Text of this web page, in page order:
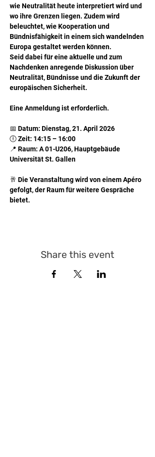
wie Neutralität heute interpretiert wird und
wo ihre Grenzen liegen. Zudem wird
beleuchtet, wie Kooperation und
Bündnisfähigkeit in einem sich wandelnden
Europa gestaltet werden können.
Seid dabei für eine aktuelle und zum
Nachdenken anregende Diskussion über
Neutralität, Bündnisse und die Zukunft der
europäischen Sicherheit.
Eine Anmeldung ist erforderlich.
📅 Datum: Dienstag, 21. April 2026
🕕 Zeit: 14:15 – 16:00
📍 Raum: A 01-U206, Hauptgebäude
Universität St. Gallen
🥂 Die Veranstaltung wird von einem Apéro
gefolgt, der Raum für weitere Gespräche
bietet.
Share this event